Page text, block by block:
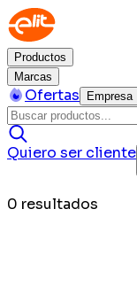
Productos
Marcas
Ofertas Empresa
Quiero ser cliente
0 resultados